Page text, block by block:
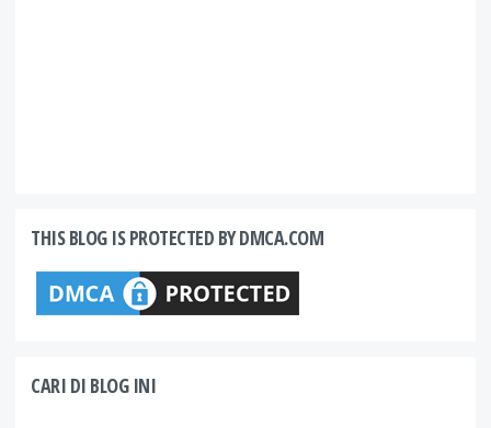
THIS BLOG IS PROTECTED BY DMCA.COM
CARI DI BLOG INI